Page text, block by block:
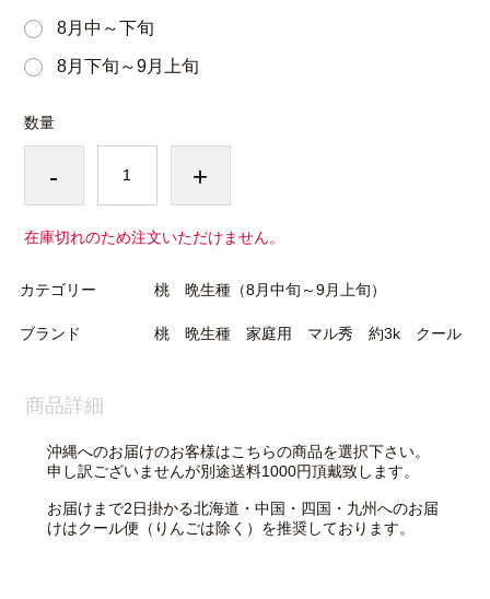
8月中～下旬
8月下旬～9月上旬
数量
- +
在庫切れのため注文いただけません。
カテゴリー 桃 晩生種（8月中旬～9月上旬）
ブランド 桃 晩生種 家庭用 マル秀 約3k クール
商品詳細
沖縄へのお届けのお客様はこちらの商品を選択下さい。
申し訳ございませんが別途送料1000円頂戴致します。
お届けまで2日掛かる北海道・中国・四国・九州へのお届
けはクール便（りんごは除く）を推奨しております。